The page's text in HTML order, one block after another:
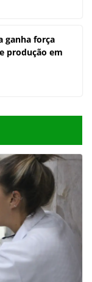
ganha força
produção em